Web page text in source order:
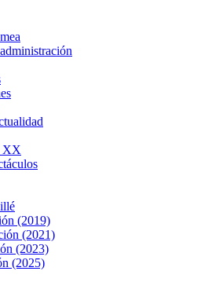
XX
(2019)
(2021)
(2023)
(2025)